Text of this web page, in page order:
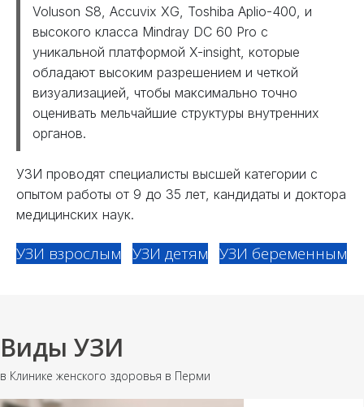
Voluson S8, Accuvix XG, Toshiba Aplio-400, и
высокого класса Mindray DC 60 Pro с
уникальной платформой X-insight, которые
обладают высоким разрешением и четкой
визуализацией, чтобы максимально точно
оценивать мельчайшие структуры внутренних
органов.
УЗИ проводят специалисты высшей категории с
опытом работы от 9 до 35 лет, кандидаты и доктора
медицинских наук.
УЗИ взрослым УЗИ детям УЗИ беременным
Виды УЗИ
в Клинике женского здоровья в Перми